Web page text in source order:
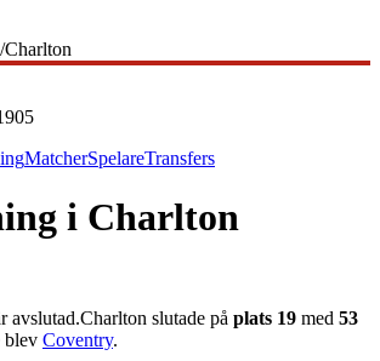
/Charlton
MatcherSpelareTransfers
i Charlton
avslutad.Charlton slutade på plats 19 med 53
blev Coventry.